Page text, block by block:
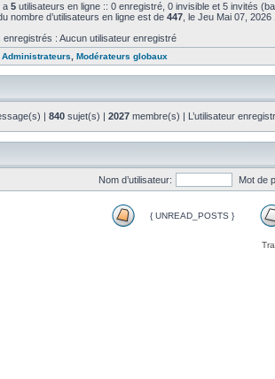
a 5 utilisateurs en ligne :: 0 enregistré, 0 invisible et 5 invités
nombre d’utilisateurs en ligne est de 447 , le Jeu Mai 07, 2026
enregistrés : Aucun utilisateur enregistré
Administrateurs Modérateurs globaux
| 840 sujet(s) | 2027 membre(s) | L’utilisateur
Nom d’utilisateur: Mot de
{ UNREAD_POSTS }